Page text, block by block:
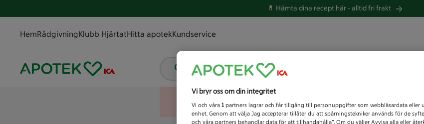
💊 Hämta dina recept här -alltid fri frakt
HemRådgivningKlubb HjärtatHitta apotekKundservice
Vad letar du efter idag?
Unknown
Vi bryr oss om din integritet
Vi och våra 1 partners lagrar och får tillgång till personuppgifter som webbläsardata eller
enhet. Genom att välja Jag accepterar tillåter du att spårningstekniker används för de
och våra partners behandlar data för att tillhandahålla”. Om du väljer Avvisa alla eller